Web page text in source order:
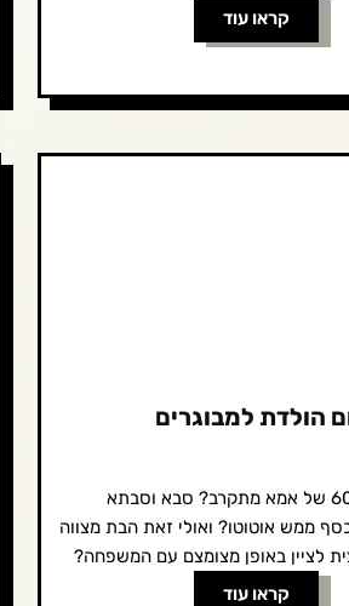
קראו עוד
הולדת למבוגרים
יום ההולדת ה 60 של אמא מתקרב? סבא וסבתא
ממש אוטוטו? ואולי זאת הבת מצווה
לציין באופן מצומצם עם המשפחה?
קראו עוד